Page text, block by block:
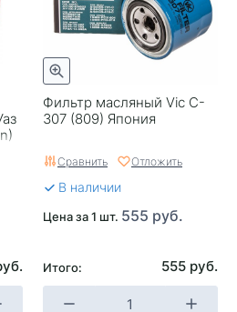
Фильтр масляный Vic C-
307 (809) Япония
Сравнить Отложить
В наличии
Цена за 1 шт. 555 руб.
Итого: 555 руб.